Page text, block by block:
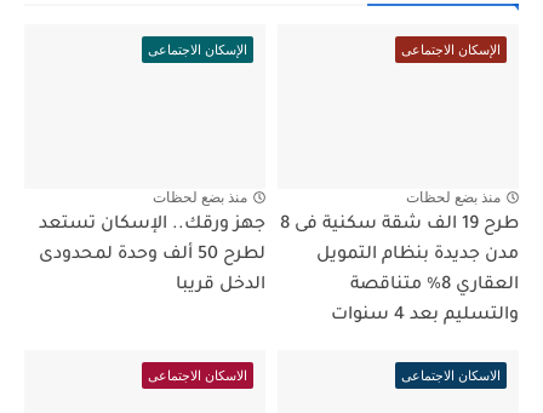
الإسكان الاجتماعى
منذ بضع لحظات
طرح 19 الف شقة سكنية فى 8
مدن جديدة بنظام التمويل
العقاري 8% متناقصة
والتسليم بعد 4 سنوات
الإسكان الاجتماعى
منذ بضع لحظات
جهز ورقك.. الإسكان تستعد
لطرح 50 ألف وحدة لمحدودى
الدخل قريبا
الاسكان الاجتماعى الاسكان الاجتماعى